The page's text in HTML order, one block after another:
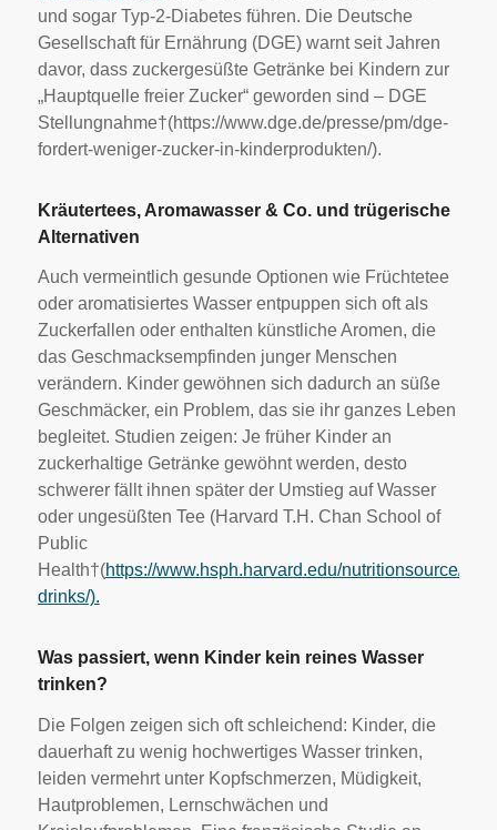
und sogar Typ-2-Diabetes führen. Die Deutsche
Gesellschaft für Ernährung (DGE) warnt seit Jahren
davor, dass zuckergesüßte Getränke bei Kindern zur
„Hauptquelle freier Zucker“ geworden sind – DGE
Stellungnahme†(https://www.dge.de/presse/pm/dge-
fordert-weniger-zucker-in-kinderprodukten/).
Kräutertees, Aromawasser & Co. und trügerische
Alternativen
Auch vermeintlich gesunde Optionen wie Früchtetee
oder aromatisiertes Wasser entpuppen sich oft als
Zuckerfallen oder enthalten künstliche Aromen, die
das Geschmacksempfinden junger Menschen
verändern. Kinder gewöhnen sich dadurch an süße
Geschmäcker, ein Problem, das sie ihr ganzes Leben
begleitet. Studien zeigen: Je früher Kinder an
zuckerhaltige Getränke gewöhnt werden, desto
schwerer fällt ihnen später der Umstieg auf Wasser
oder ungesüßten Tee (Harvard T.H. Chan School of
Public
Health†(https://www.hsph.harvard.edu/nutritionsource/
drinks/).
Was passiert, wenn Kinder kein reines Wasser
trinken?
Die Folgen zeigen sich oft schleichend: Kinder, die
dauerhaft zu wenig hochwertiges Wasser trinken,
leiden vermehrt unter Kopfschmerzen, Müdigkeit,
Hautproblemen, Lernschwächen und